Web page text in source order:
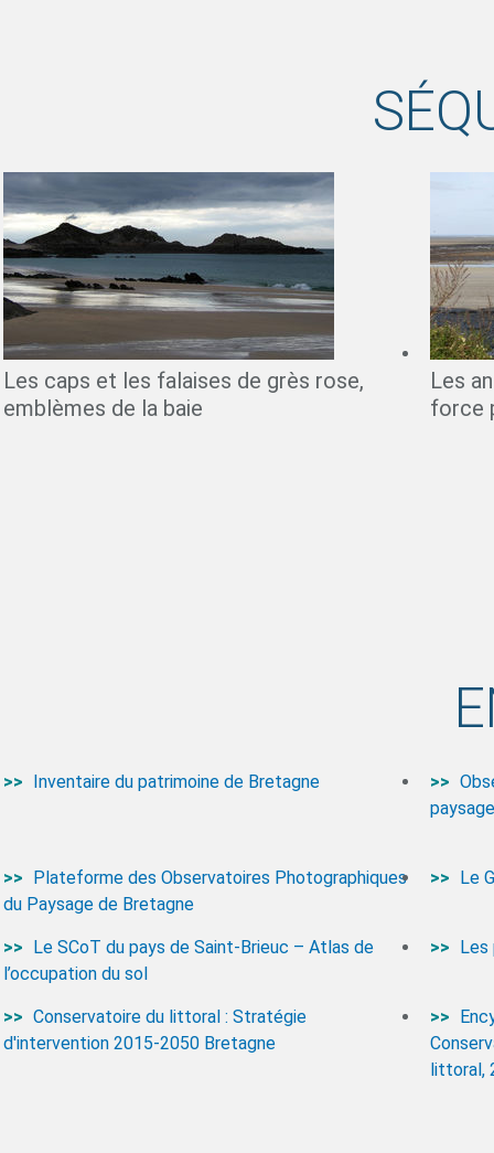
Les caps et les falaises de grès rose,
emblèmes de la baie
Les
force
Inventaire du patrimoine de Bretagne
Plateforme des Observatoires Photographiques
du Paysage de Bretagne
Le
Le SCoT du pays de Saint-Brieuc – Atlas de
l’occupation du sol
Les
Conservatoire du littoral : Stratégie
d'intervention 2015-2050 Bretagne
littoral,